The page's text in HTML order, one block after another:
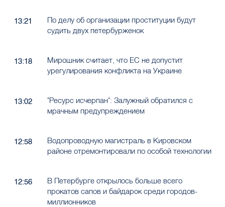
13:21
По делу об организации проституции будут
судить двух петербурженок
13:18
Мирошник считает, что ЕС не допустит
урегулирования конфликта на Украине
13:02
"Ресурс исчерпан": Залужный обратился с
мрачным предупреждением
12:58
Водопроводную магистраль в Кировском
районе отремонтировали по особой технологии
12:56
В Петербурге открылось больше всего
прокатов сапов и байдарок среди городов-
миллионников